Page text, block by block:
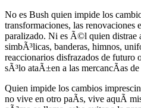
No es Bush quien impide los
transformaciones, las renovaciones
paralizado. Ni es Ã©l quien distrae
simbÃ³licas, banderas, himnos,
reaccionarios disfrazados de futuro
sÃ³lo ataÃ±en a las mercancÃ­as
Quien impide los cambios
no vive en otro paÃ­s, vive aquÃ­